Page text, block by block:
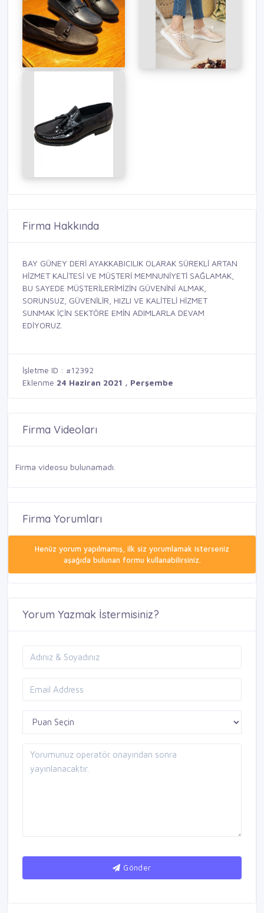
Firma Hakkında
BAY GÜNEY DERİ AYAKKABICILIK OLARAK SÜREKLİ ARTAN
HİZMET KALİTESİ VE MÜŞTERİ MEMNUNİYETİ SAĞLAMAK,
BU SAYEDE MÜŞTERİLERİMİZİN GÜVENİNİ ALMAK,
SORUNSUZ, GÜVENİLİR, HIZLI VE KALİTELİ HİZMET
SUNMAK İÇİN SEKTÖRE EMİN ADIMLARLA DEVAM
EDİYORUZ.
İşletme ID : #12392
Eklenme 24 Haziran 2021 , Perşembe
Firma Videoları
Firma videosu bulunamadı.
Firma Yorumları
Henüz yorum yapılmamış, ilk siz yorumlamak isterseniz
aşağıda bulunan formu kullanabilirsiniz.
Yorum Yazmak İstermisiniz?
Gönder